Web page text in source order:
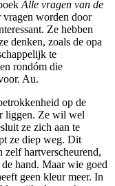
Alle vragen van de
vragen worden door
Ze hebben
denken, zoals de opa
te
rondóm die
Au.
op de
liggen. Ze wil wel
ze zich aan te
ze diep weg. Dit
zelf hartverscheurend,
hand. Maar wie goed
geen kleur meer. In